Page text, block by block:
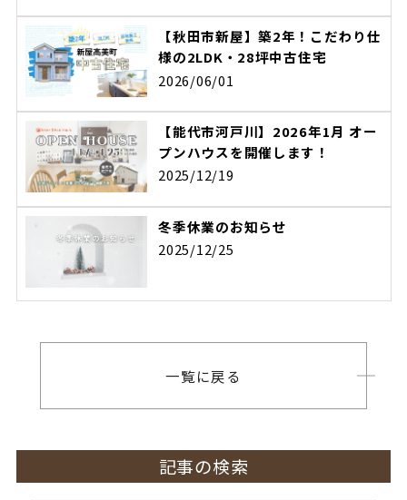
【秋田市新屋】築2年！こだわり仕
様の2LDK・28坪中古住宅
2026/06/01
【能代市河戸川】2026年1月 オー
プンハウスを開催します！
2025/12/19
冬季休業のお知らせ
2025/12/25
一覧に戻る
記事の検索